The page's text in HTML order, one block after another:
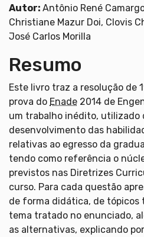
Autor: Antônio René
Christiane Mazur Doi, Clovis
José Carlos Morilla
Resumo
Este livro traz a resolução de
prova do Enade 2014 de
um trabalho inédito, utilizado
desenvolvimento das
relativas ao egresso da
tendo como referência o
previstos nas Diretrizes
curso. Para cada questão
de forma didática, de tópicos
tema tratado no enunciado,
as alternativas, explicando